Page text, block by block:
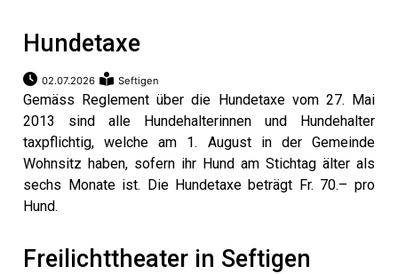
Hundetaxe
02.07.2026 Seftigen
Gemäss Reglement über die Hundetaxe vom 27. Mai
2013 sind alle Hundehalterinnen und Hundehalter
taxpflichtig, welche am 1. August in der Gemeinde
Wohnsitz haben, sofern ihr Hund am Stichtag älter als
sechs Monate ist. Die Hundetaxe beträgt Fr. 70.– pro
Hund.
Freilichttheater in Seftigen